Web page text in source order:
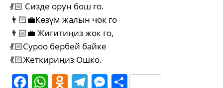
💃🏻 Сизде орун бош го.
👨🏻‍💼Көзүм жалын чок го
👨🏻‍💼 Жигитиңиз жок го,
💃🏻Суроо бербей байке
💃🏻Жеткириңиз Ошко.
Facebook
WhatsApp
Odnoklassniki
Telegram
Messenger
Share